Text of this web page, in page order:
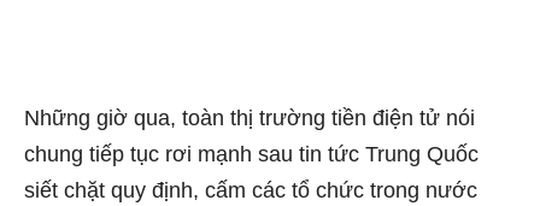
Những giờ qua, toàn thị trường tiền điện tử nói
chung tiếp tục rơi mạnh sau tin tức Trung Quốc
siết chặt quy định, cấm các tổ chức trong nước